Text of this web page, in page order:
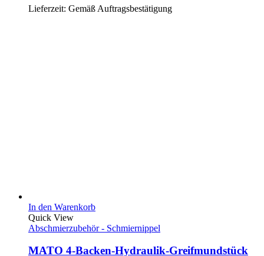
Lieferzeit: Gemäß Auftragsbestätigung
In den Warenkorb
Quick View
Abschmierzubehör - Schmiernippel
MATO 4-Backen-Hydraulik-Greifmundstück